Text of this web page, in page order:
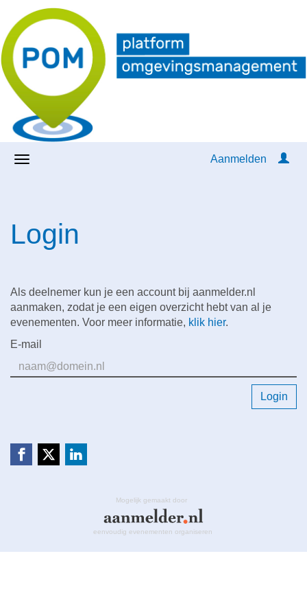
Aanmelden
Login
Als deelnemer kun je een account bij aanmelder.nl
aanmaken, zodat je een eigen overzicht hebt van al je
evenementen. Voor meer informatie, klik hier.
E-mail
Login
Mogelijk gemaakt door
eenvoudig evenementen organiseren